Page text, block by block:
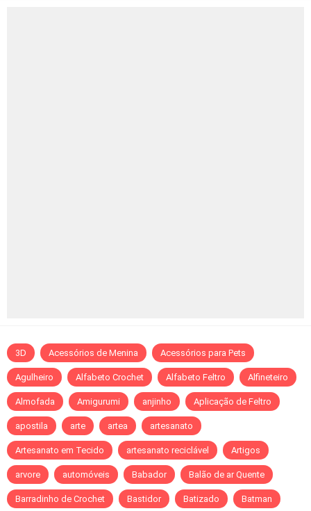
3D Acessórios de Menina Acessórios para Pets
Agulheiro Alfabeto Crochet Alfabeto Feltro Alfineteiro
Almofada Amigurumi anjinho Aplicação de Feltro
apostila arte artea artesanato
Artesanato em Tecido artesanato reciclável Artigos
arvore automóveis Babador Balão de ar Quente
Barradinho de Crochet Bastidor Batizado Batman